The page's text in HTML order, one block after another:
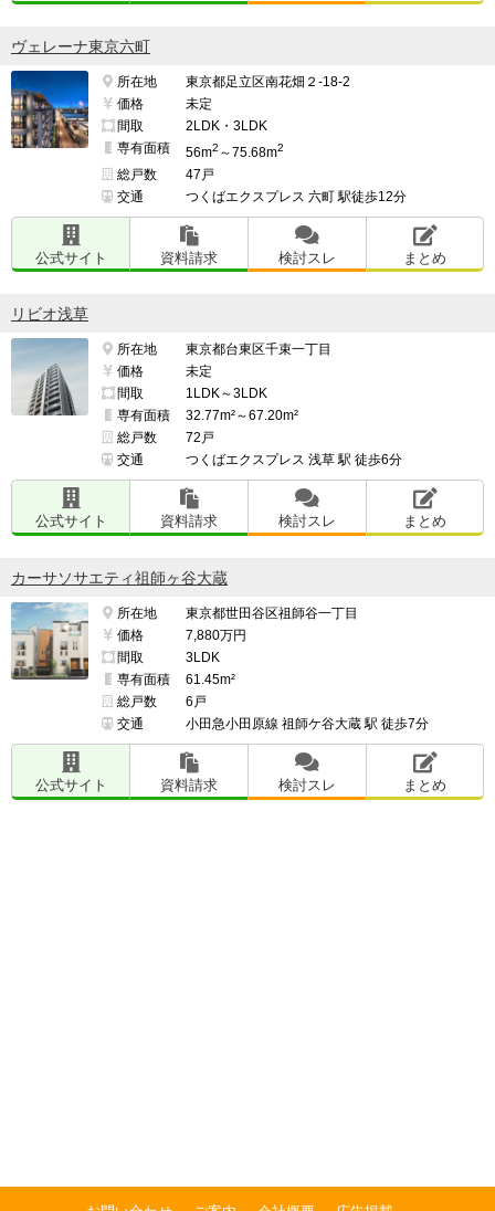
ヴェレーナ東京六町
所在地
東京都足立区南花畑２-18-2
価格
未定
間取
2LDK・3LDK
専有面積
56m2 ～75.68m2
総戸数
47戸
交通
つくばエクスプレス 六町 駅徒歩12分
公式サイト 資料請求 検討スレ まとめ
リビオ浅草
所在地
東京都台東区千束一丁目
価格
未定
間取
1LDK～3LDK
専有面積
32.77m²～67.20m²
総戸数
72戸
交通
つくばエクスプレス 浅草 駅 徒歩6分
公式サイト 資料請求 検討スレ まとめ
カーサソサエティ祖師ヶ谷大蔵
所在地
東京都世田谷区祖師谷一丁目
価格
7,880万円
間取
3LDK
専有面積
61.45m²
総戸数
6戸
交通
小田急小田原線 祖師ケ谷大蔵 駅 徒歩7分
公式サイト 資料請求 検討スレ まとめ